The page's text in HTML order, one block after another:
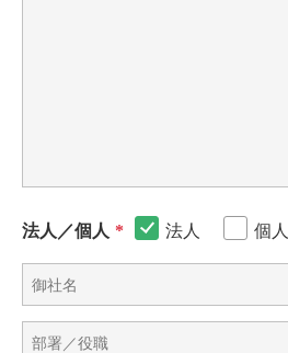
法人／個人 * 法人 個人